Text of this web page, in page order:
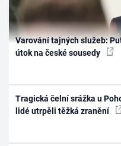
Varování tajných služeb:
útok na české sousedy
Tragická čelní srážka u
lidé utrpěli těžká zranění